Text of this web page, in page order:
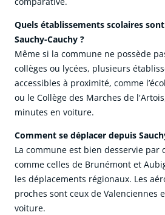
Quels établissements scolaires
Sauchy-Cauchy ?
Même si la commune ne possède
collèges ou lycées, plusieurs
accessibles à proximité, comme
ou le Collège des Marches de
minutes en voiture.
Comment se déplacer depuis
La commune est bien desservie par
comme celles de Brunémont et
les déplacements régionaux. Les
proches sont ceux de Valenciennes
voiture.